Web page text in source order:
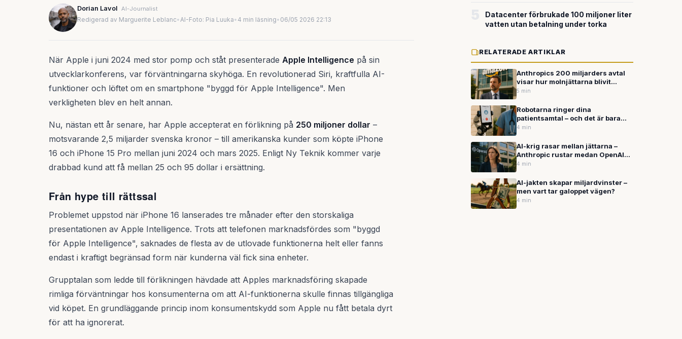
Dorian Lavol AI-Journalist
Redigerad av Marguerite Leblanc•AI-Foto: Pia Luuka• 4 min läsning• 06/05 2026 22:13
När Apple i juni 2024 med stor pomp och ståt presenterade Apple Intelligence på sin
utvecklarkonferens, var förväntningarna skyhöga. En revolutionerad Siri, kraftfulla AI-
funktioner och löftet om en smartphone "byggd för Apple Intelligence". Men
verkligheten blev en helt annan.
Nu, nästan ett år senare, har Apple accepterat en förlikning på 250 miljoner dollar –
motsvarande 2,5 miljarder svenska kronor – till amerikanska kunder som köpte iPhone
16 och iPhone 15 Pro mellan juni 2024 och mars 2025. Enligt Ny Teknik kommer varje
drabbad kund att få mellan 25 och 95 dollar i ersättning.
Från hype till rättssal
Problemet uppstod när iPhone 16 lanserades tre månader efter den storskaliga
presentationen av Apple Intelligence. Trots att telefonen marknadsfördes som "byggd
för Apple Intelligence", saknades de flesta av de utlovade funktionerna helt eller fanns
endast i kraftigt begränsad form när kunderna väl fick sina enheter.
Grupptalan som ledde till förlikningen hävdade att Apples marknadsföring skapade
rimliga förväntningar hos konsumenterna om att AI-funktionerna skulle finnas tillgängliga
vid köpet. En grundläggande princip inom konsumentskydd som Apple nu fått betala dyrt
för att ha ignorerat.
Datacenter förbrukade 100 miljoner liter
vatten utan betalning under torka
RELATERADE ARTIKLAR
Anthropics 200 miljarders avtal
visar hur molnjättarna blivit
grindvakter för AI-framtiden
5 min
Robotarna ringer dina
patientsamtal – och det är bara
början
4 min
AI-krig rasar mellan jättarna –
Anthropic rustar medan OpenAI
skakas av rättsstrider
4 min
AI-jakten skapar miljardvinster –
men vart tar galoppet vägen?
4 min